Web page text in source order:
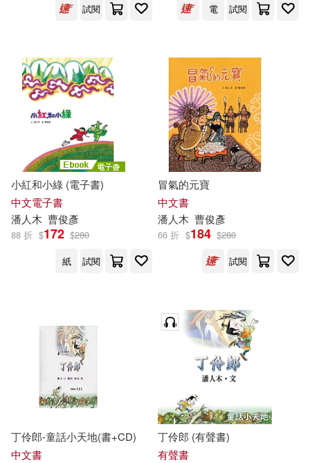
作者/演唱/譯/編/繪(38)
價格
範圍
試閱
電 試閱
小紅和小綠 (電子書)
中文電子書
潘人木 曹俊彥
88 折 $172 $280
紙
試閱
冒氣的元寶
中文書
潘人木 曹俊彥
66 折 $184 $280
試閱
丁伶郎-童話小天地(書+CD)
中文書
丁伶郎 (有聲書)
有聲書